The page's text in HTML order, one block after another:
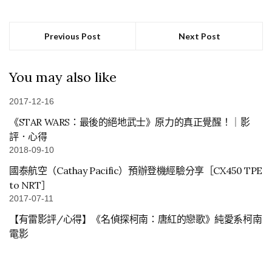
Previous Post Next Post
You may also like
2017-12-16
《STAR WARS：最後的絕地武士》原力的真正覺醒！｜影
評．心得
2018-09-10
國泰航空（Cathay Pacific）預辦登機經驗分享［CX450 TPE
to NRT］
2017-07-11
【有雷影評/心得】《名偵探柯南：唐紅的戀歌》純愛系柯南
電影